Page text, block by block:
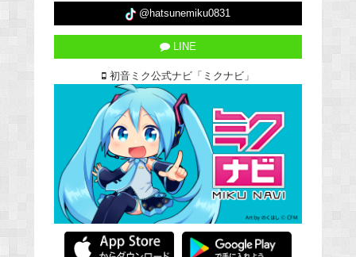
@hatsunemiku0831
LINE
初音ミク公式ナビ「ミクナビ」